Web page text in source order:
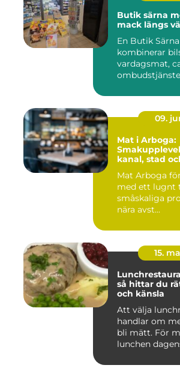
Butik särna mer än bara en
mack längs
En Butik
kombinerar
vardagsmat,
09.
Mat i Arboga:
kanal, stad
Mat Arboga
med ett lugnt
småskaliga
nära avst...
15.
så hittar du
och känsla
Att välja
handlar om
bli mätt. För
lunchen